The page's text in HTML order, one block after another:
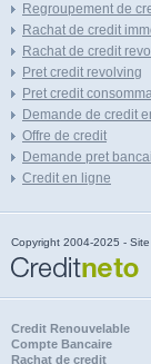
Regroupement de
Rachat de credit
Rachat de credit
Pret credit revolving
Pret credit
Demande de credit
Offre de credit
Demande pret
Credit en ligne
Copyright 2004-2025 -
Credit Renouvelable
Compte Bancaire
Rachat de credit